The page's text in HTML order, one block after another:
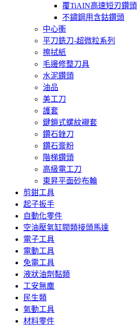
覆TiAIN高速短刃鑽頭
不鏽鋼用含鈷鑽頭
中心衝
平刀銑刀-超微粒系列
擦拭紙
毛邊修整刀具
水泥鑽頭
油品
美工刀
護套
鍵鎖式螺紋襯套
鑽石銼刀
鑽石膏粉
階梯鑽頭
高級電工刀
東昇平面砂布輪
剪鉗工具
起子扳手
自動化零件
空油壓氣缸閥類接頭馬達
電子工具
電動工具
免電工具
液狀油劑黏類
工安無塵
民生類
氣動工具
材料零件